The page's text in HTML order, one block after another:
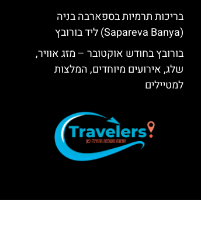
בריכות תרמיות בספארבה בניה
(Sapareva Banya) ליד בורובץ
בורובץ בחודש אוקטובר – מזג אוויר,
שלג, אירועים מיוחדים, המלצות
למטיילים